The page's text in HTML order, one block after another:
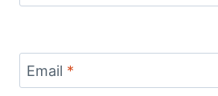
Email *